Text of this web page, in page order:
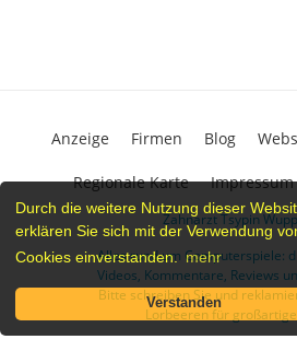
Durch die weitere Nutzung dieser
erklären Sie sich mit der Verwendung
Cookies einverstanden. mehr
Verstanden
Zahnarzt Tsypin
Alles rund um Computerspiele:
Videos, Kommentare, Reviews
Bitte schreiben Sie und
Lorbeeren für
Anzeige Firmen Blog
Regionale Karte Impressum